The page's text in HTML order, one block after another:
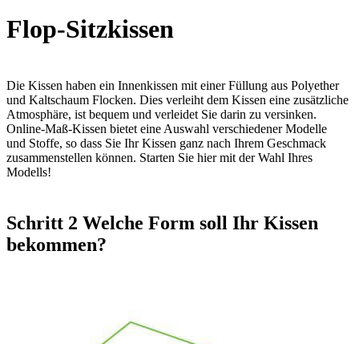
Flop-Sitzkissen
Die Kissen haben ein Innenkissen mit einer Füllung aus Polyether
und Kaltschaum Flocken. Dies verleiht dem Kissen eine zusätzliche
Atmosphäre, ist bequem und verleidet Sie darin zu versinken.
Online-Maß-Kissen bietet eine Auswahl verschiedener Modelle
und Stoffe, so dass Sie Ihr Kissen ganz nach Ihrem Geschmack
zusammenstellen können. Starten Sie hier mit der Wahl Ihres
Modells!
Schritt 2 Welche Form soll Ihr Kissen
bekommen?